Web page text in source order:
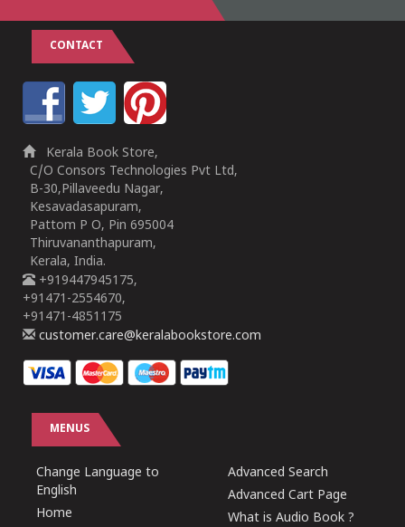
CONTACT
Kerala Book Store,
C/O Consors Technologies Pvt Ltd,
B-30,Pillaveedu Nagar,
Kesavadasapuram,
Pattom P O, Pin 695004
Thiruvananthapuram,
Kerala, India.
+919447945175,
+91471-2554670,
+91471-4851175
customer.care@keralabookstore.com
MENUS
Change Language to
English
Home
Advanced Search
Advanced Cart Page
What is Audio Book ?